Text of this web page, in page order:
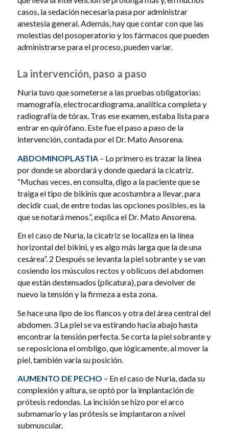
casos, la sedación necesaria pasa por administrar
anestesia general. Además, hay que contar con que las
molestias del posoperatorio y los fármacos que pueden
administrarse para el proceso, pueden variar.
La intervención, paso a paso
Nuria tuvo que someterse a las pruebas obligatorias:
mamografía, electrocardiograma, analítica completa y
radiografía de tórax. Tras ese examen, estaba lista para
entrar en quirófano. Este fue el paso a paso de la
intervención, contada por el Dr. Mato Ansorena.
ABDOMINOPLASTIA– Lo primero es trazar la línea
por donde se abordará y donde quedará la cicatriz.
“Muchas veces, en consulta, digo a la paciente que se
traiga el tipo de bikinis que acostumbra a llevar, para
decidir cual, de entre todas las opciones posibles, es la
que se notará menos.”, explica el Dr. Mato Ansorena.
En el caso de Nuria, la cicatriz se localiza en la línea
horizontal del bikini, y es algo más larga que la de una
cesárea”. 2 Después se levanta la piel sobrante y se van
cosiendo los músculos rectos y oblicuos del abdomen
que están destensados (plicatura), para devolver de
nuevo la tensión y la firmeza a esta zona.
Se hace una lipo de los flancos y otra del área central del
abdomen. 3 La piel se va estirando hacia abajo hasta
encontrar la tensión perfecta. Se corta la piel sobrante y
se reposiciona el ombligo, que lógicamente, al mover la
piel, también varía su posición.
AUMENTO DE PECHO – En el caso de Nuria, dada su
complexión y altura, se optó por la implantación de
prótesis redondas. La incisión se hizo por el arco
submamario y las prótesis se implantaron a nivel
submuscular.